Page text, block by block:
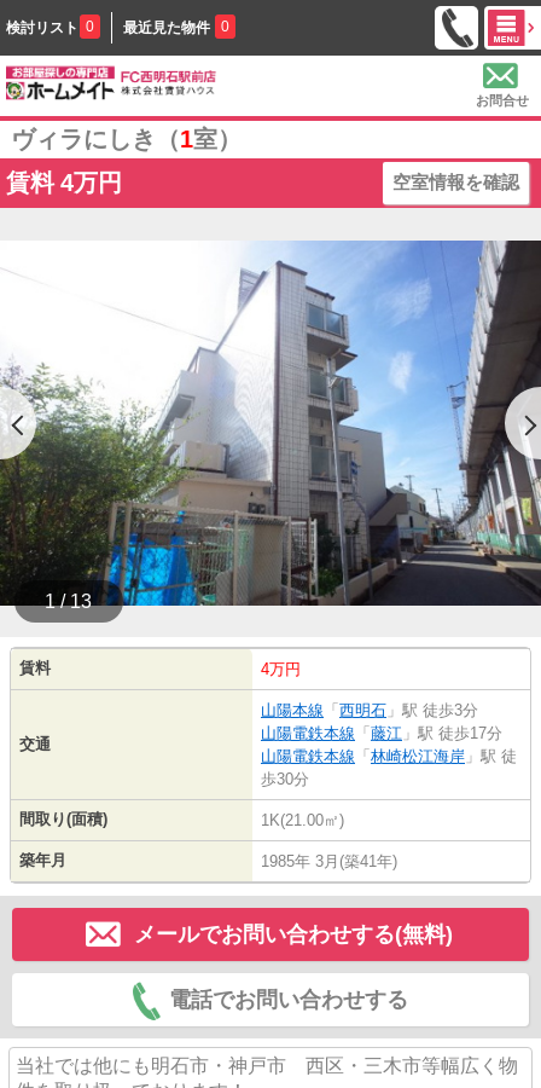
検討リスト 0 最近見た物件 0
お問合せ
ヴィラにしき（1室）
賃料 4万円 空室情報を確認
1 / 13
賃料 4万円
交通
山陽本線 「 西明石 」駅 徒歩3分
山陽電鉄本線 「 藤江 」駅 徒歩17分
山陽電鉄本線 「 林崎松江海岸 」駅 徒
歩30分
間取り(面積) 1K(21.00㎡)
築年月 1985年 3月(築41年)
メールでお問い合わせする(無料)
電話でお問い合わせする
当社では他にも明石市・神戸市 西区・三木市等幅広く物